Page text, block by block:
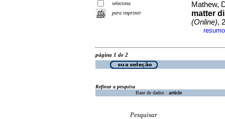
seleciona
para imprimir
Mathew,
matter
(Online),
·
página 1 de 2
Refinar a pesquisa
Base de dados : article
Pesquisar